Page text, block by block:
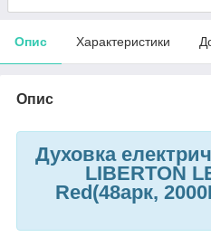
Опис Характеристики
Опис
Духовка
LIBERTON
Red(48арк,